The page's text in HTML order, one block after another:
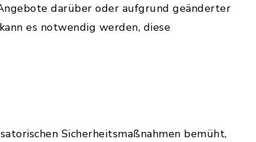
darüber oder aufgrund geänderter
es notwendig werden, diese
Sicherheitsmaßnahmen bemüht,